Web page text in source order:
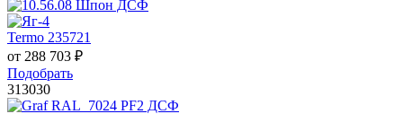
Termo 235721
от 288 703 ₽
Подобрать
313030